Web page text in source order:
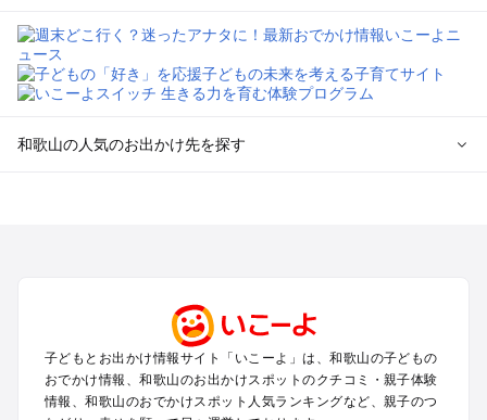
和歌山の人気のお出かけ先を探す
勝浦・串本・すさみのプールお出かけ
高野山のプールお出かけ
新宮・本宮・中辺路のプールお出かけ
子どもとお出かけ情報サイト「いこーよ」は、和歌山の子どもの
おでかけ情報、和歌山のお出かけスポットのクチコミ・親子体験
情報、和歌山のおでかけスポット人気ランキングなど、親子のつ